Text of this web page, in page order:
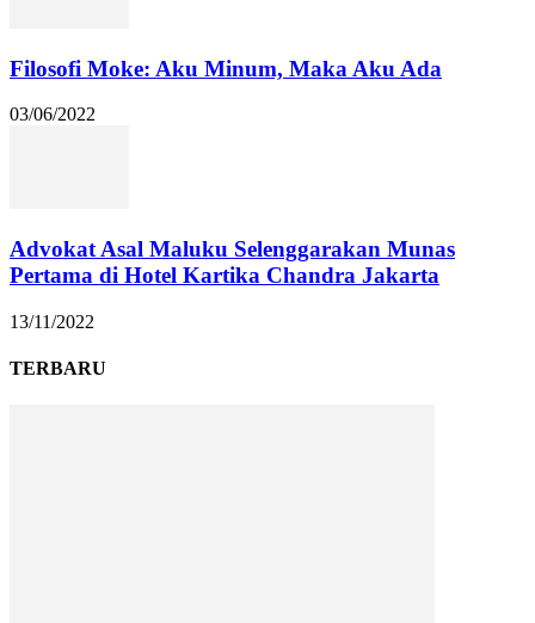
Filosofi Moke: Aku Minum, Maka Aku Ada
03/06/2022
Advokat Asal Maluku Selenggarakan Munas
Pertama di Hotel Kartika Chandra Jakarta
13/11/2022
TERBARU